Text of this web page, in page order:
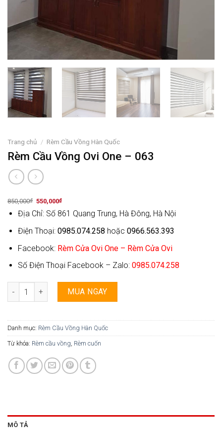
Trang chủ / Rèm Cầu Vồng Hàn Quốc
Rèm Cầu Vồng Ovi One – 063
850,000₫
Original
was:
550,000₫Current
is:
Địa Chỉ: Số 861 Quang Trung, Hà Đông, Hà Nội
Điện Thoại: 0985.074.258 hoặc 0966.563.393
Facebook: Rèm Cửa Ovi One – Rèm Cửa Ovi
Số Điện Thoại Facebook – Zalo: 0985.074.258
Rèm Cầu Vồng Ovi One - 063 số lượng
MUA NGAY
Danh mục: Rèm Cầu Vồng Hàn Quốc
Từ khóa: Rèm cầu vồng Rèm cuốn
MÔ TẢ